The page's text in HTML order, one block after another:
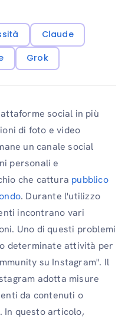
Claude
Grok
social in più
di foto e video
un canale social
personali e
che cattura pubblico
. Durante l'utilizzo
incontrano vari
Uno di questi problemi
determinate attività per
su Instagram". Il
adotta misure
da contenuti o
In questo articolo,